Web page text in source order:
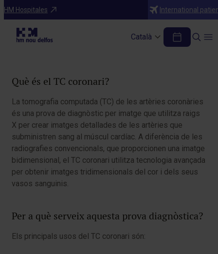
HM Hospitales International
Català
Diagnòstics
TC coronari
Què és el TC coronari?
La tomografia computada (TC) de les artèries coronàries
és una prova de diagnòstic per imatge que utilitza raigs
X per crear imatges detallades de les artèries que
subministren sang al múscul cardíac. A diferència de les
radiografies convencionals, que proporcionen una imatge
bidimensional, el TC coronari utilitza tecnologia avançada
per obtenir imatges tridimensionals del cor i dels seus
vasos sanguinis.
Per a què serveix aquesta prova diagnòstica?
Els principals usos del TC coronari són: